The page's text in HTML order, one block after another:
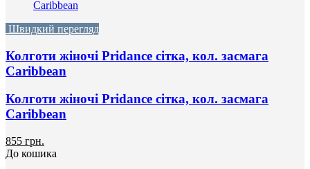
Швидкий перегляд
Колготи жіночі Pridance сітка, кол. засмага
Caribbean
Колготи жіночі Pridance сітка, кол. засмага
Caribbean
855 грн.
До кошика